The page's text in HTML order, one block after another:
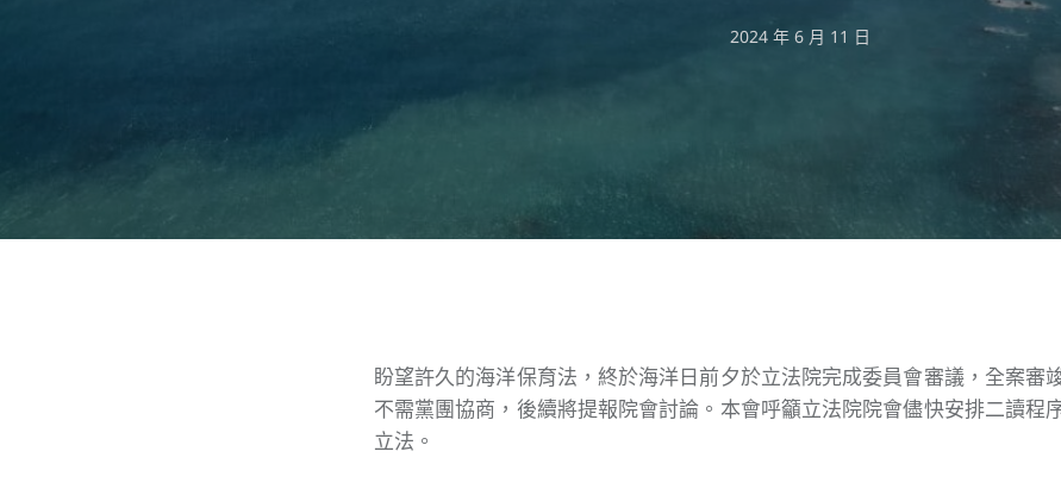
2024 年 6 月 11 日
盼望許久的海洋保育法，終於海洋日前夕於立法院完成委員會審議，全案審
不需黨團協商，後續將提報院會討論。本會呼籲立法院院會儘快安排二讀程
立法。